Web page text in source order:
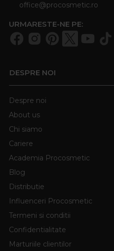
office@procosmetic.ro
URMARESTE-NE PE:
DESPRE NOI
Despre noi
About us
Chi siamo
Cariere
Academia Procosmetic
Blog
Distributie
Influenceri Procosmetic
Termeni si conditii
Confidentialitate
Marturiile clientilor